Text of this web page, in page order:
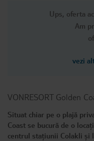
Ups, oferta
Am
vezi
VONRESORT Golden
Situat chiar pe o plajă
Coast se bucură de o
centrul stațiunii Colakli și